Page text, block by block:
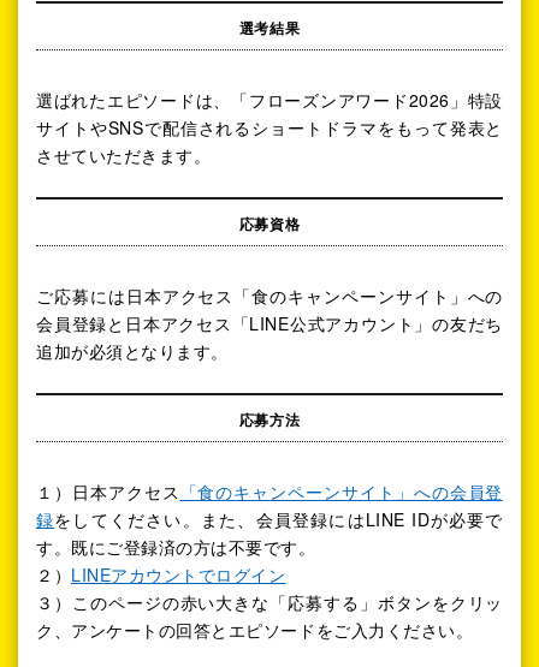
選考結果
選ばれたエピソードは、「フローズンアワード2026」特設
サイトやSNSで配信されるショートドラマをもって発表と
させていただきます。
応募資格
ご応募には日本アクセス「食のキャンペーンサイト」への
会員登録と日本アクセス「LINE公式アカウント」の友だち
追加が必須となります。
応募方法
１）日本アクセス 「食のキャンペーンサイト」への会員登
録をしてください。また、会員登録にはLINE IDが必要で
す。既にご登録済の方は不要です。
２） LINEアカウントでログイン
３）このページの赤い大きな「応募する」ボタンをクリッ
ク、アンケートの回答とエピソードをご入力ください。